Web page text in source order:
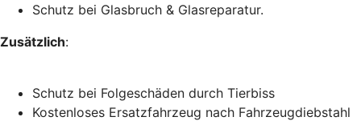
Schutz bei Glasbruch & Glasreparatur.
Zusätzlich:
Schutz bei Folgeschäden durch Tierbiss
Kostenloses Ersatzfahrzeug nach Fahrzeugdiebstahl